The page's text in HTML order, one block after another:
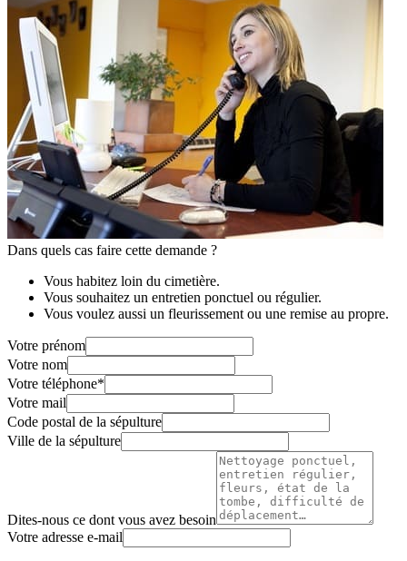
Dans quels cas faire cette demande ?
Vous habitez loin du cimetière.
Vous souhaitez un entretien ponctuel ou régulier.
Vous voulez aussi un fleurissement ou une remise au propre.
Votre prénom
Votre nom
Votre téléphone*
Votre mail
Code postal de la sépulture
Ville de la sépulture
Dites-nous ce dont vous avez besoin
Votre adresse e-mail